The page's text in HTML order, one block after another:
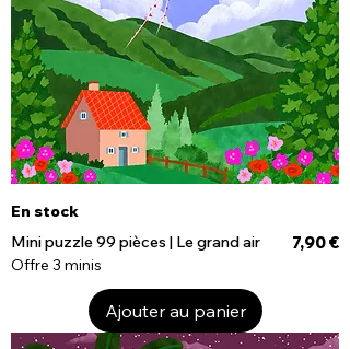
En stock
Mini puzzle 99 pièces | Le grand air
Prix
7,90 €
Offre 3 minis
Ajouter au panier